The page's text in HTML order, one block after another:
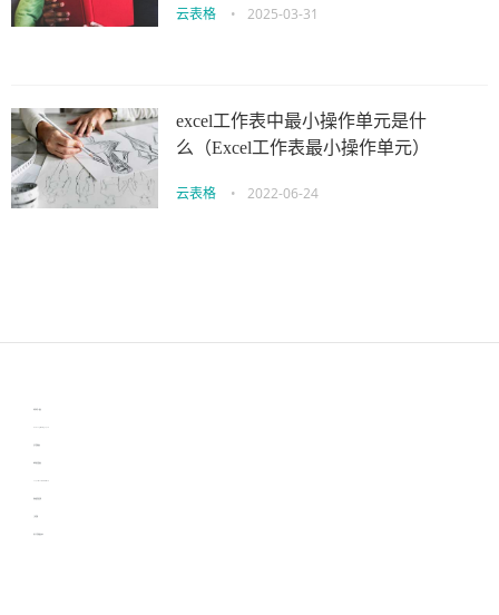
云表格 • 2025-03-31
excel工作表中最小操作单元是什
么（Excel工作表最小操作单元）
云表格 • 2022-06-24